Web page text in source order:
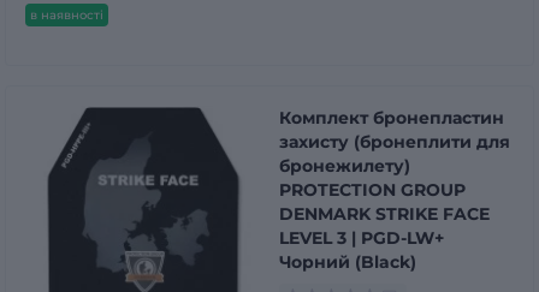
в наявності
Комплект бронепластин
захисту (бронеплити для
бронежилету)
PROTECTION GROUP
DENMARK STRIKE FACE
LEVEL 3 | PGD-LW+
Чорний (Black)